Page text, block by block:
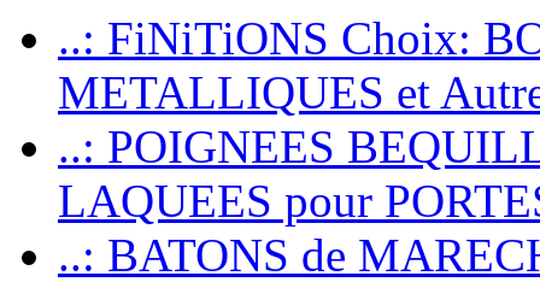
..: FiNiTiONS Choix:
METALLIQUES et
..: POIGNEES
LAQUEES pour
..: BATONS de